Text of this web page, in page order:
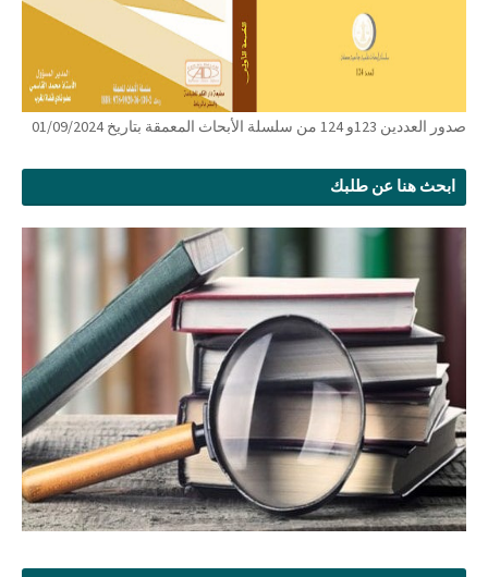
صدور العددين 123و 124 من سلسلة الأبحاث المعمقة بتاريخ 01/09/2024
ابحث هنا عن طلبك